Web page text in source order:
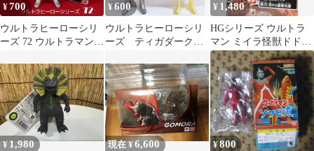
¥700
ウルトラヒーローシリ
ーズ 72 ウルトラマンノ
¥600
ウルトラヒーローシリ
ーズ ティガダーク＆
2000年版 ソフビ
¥ 1,480
HGシリーズ ウルトラ
マン ミイラ怪獣ドドン
ゴ
¥ 1,980 現在 ¥6,600 ¥800